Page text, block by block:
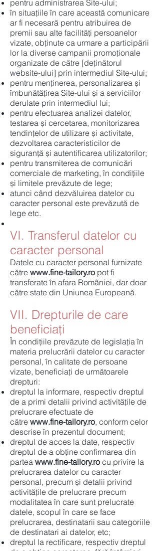
pentru administrarea Site-ului;
în situațiile în care această comunicare
ar fi necesară pentru atribuirea de
premii sau alte facilități persoanelor
vizate, obținute ca urmare a participării
lor la diverse campanii promoționale
organizate de către [deținătorul
website-ului] prin intermediul Site-ului;
pentru menținerea, personalizarea și
îmbunătățirea Site-ului și a serviciilor
derulate prin intermediul lui;
pentru efectuarea analizei datelor,
testarea și cercetarea, monitorizarea
tendințelor de utilizare și activitate,
dezvoltarea caracteristicilor de
siguranță și autentificarea utilizatorilor;
pentru transmiterea de comunicări
comerciale de marketing, în condițiile
și limitele prevăzute de lege;
atunci când dezvăluirea datelor cu
caracter personal este prevăzută de
lege etc.
VI. Transferul datelor cu
caracter personal
Datele cu caracter personal furnizate
către www.fine-tailory.ro pot fi
transferate în afara României, dar doar
către state din Uniunea Europeană.
VII. Drepturile de care
beneficiați
În condițiile prevăzute de legislația în
materia prelucrării datelor cu caracter
personal, în calitate de persoane
vizate, beneficiați de următoarele
drepturi:
dreptul la informare, respectiv dreptul
de a primi detalii privind activitățile de
prelucrare efectuate de
către www.fine-tailory.ro, conform celor
descrise în prezentul document;
dreptul de acces la date, respectiv
dreptul de a obține confirmarea din
partea www.fine-tailory.ro cu privire la
prelucrarea datelor cu caracter
personal, precum și detalii privind
activitățile de prelucrare precum
modalitatea în care sunt prelucrate
datele, scopul în care se face
prelucrarea, destinatarii sau categoriile
de destinatari ai datelor, etc;
dreptul la rectificare, respectiv dreptul